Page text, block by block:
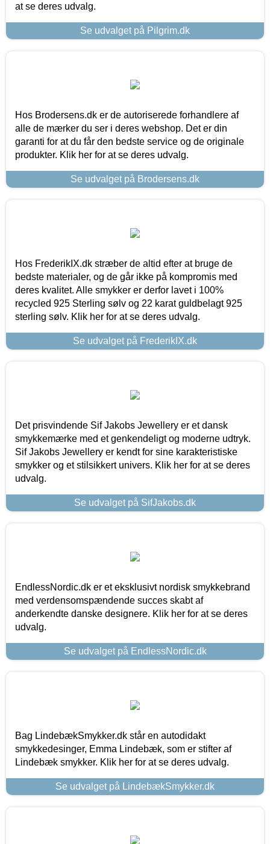
at se deres udvalg.
Se udvalget på Pilgrim.dk
Hos Brodersens.dk er de autoriserede forhandlere af
alle de mærker du ser i deres webshop. Det er din
garanti for at du får den bedste service og de originale
produkter. Klik her for at se deres udvalg.
Se udvalget på Brodersens.dk
Hos FrederikIX.dk stræber de altid efter at bruge de
bedste materialer, og de går ikke på kompromis med
deres kvalitet. Alle smykker er derfor lavet i 100%
recycled 925 Sterling sølv og 22 karat guldbelagt 925
sterling sølv. Klik her for at se deres udvalg.
Se udvalget på FrederikIX.dk
Det prisvindende Sif Jakobs Jewellery er et dansk
smykkemærke med et genkendeligt og moderne udtryk.
Sif Jakobs Jewellery er kendt for sine karakteristiske
smykker og et stilsikkert univers. Klik her for at se deres
udvalg.
Se udvalget på SifJakobs.dk
EndlessNordic.dk er et eksklusivt nordisk smykkebrand
med verdensomspændende succes skabt af
anderkendte danske designere. Klik her for at se deres
udvalg.
Se udvalget på EndlessNordic.dk
Bag LindebækSmykker.dk står en autodidakt
smykkedesinger, Emma Lindebæk, som er stifter af
Lindebæk smykker. Klik her for at se deres udvalg.
Se udvalget på LindebækSmykker.dk